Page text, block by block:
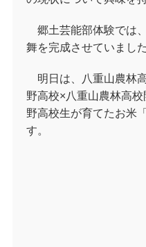
郷土芸能部体験では
舞を完成させていました
明日は、八重山農林
野高校×八重山農林高
野高校生が育てたお米
す。